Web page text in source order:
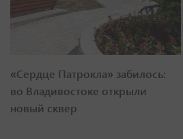
«Сердце Патрокла» забилось:
во Владивостоке открыли
новый сквер